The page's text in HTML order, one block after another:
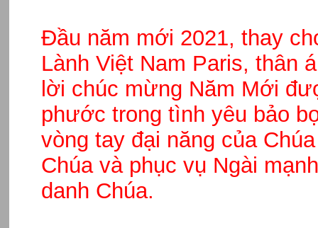
Đầu năm mới 2021, thay
Lành Việt Nam Paris, thân
lời chúc mừng Năm Mới
phước trong tình yêu bảo
vòng tay đại năng của
Chúa và phục vụ Ngài
danh Chúa.